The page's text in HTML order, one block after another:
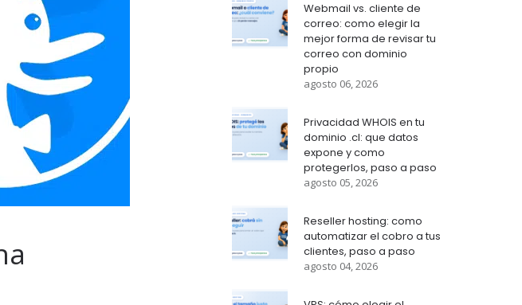
Webmail vs. cliente de
correo: como elegir la
mejor forma de revisar tu
correo con dominio
propio
agosto 06, 2026
Privacidad WHOIS en tu
dominio .cl: que datos
expone y como
protegerlos, paso a paso
agosto 05, 2026
Reseller hosting: como
automatizar el cobro a tus
clientes, paso a paso
agosto 04, 2026